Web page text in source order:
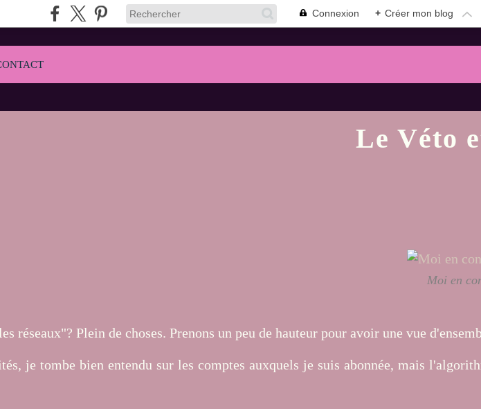
Connexion + Créer mon blog
Le Véto
Moi en
réseaux"? Plein de choses. Prenons un peu de hauteur pour avoir une vue
je tombe bien entendu sur les comptes auxquels je suis abonnée, mais